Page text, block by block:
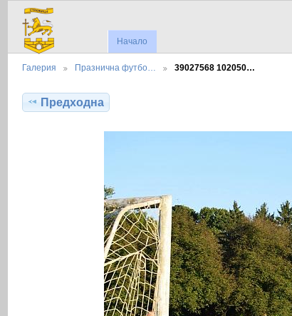
Начало
Галерия Празнична футбо… 39027568 102050…
Предходна